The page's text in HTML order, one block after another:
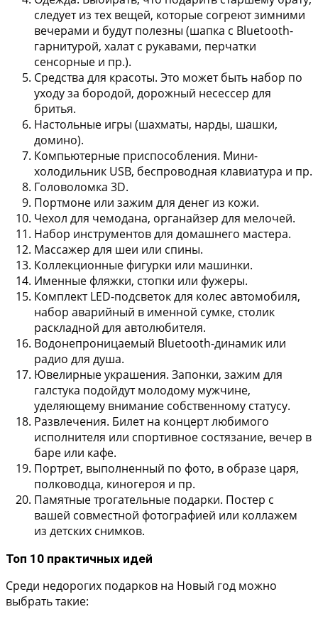
следует из тех вещей, которые согреют зимними
вечерами и будут полезны (шапка с Bluetooth-
гарнитурой, халат с рукавами, перчатки
сенсорные и пр.).
Средства для красоты. Это может быть набор по
уходу за бородой, дорожный несессер для
бритья.
Настольные игры (шахматы, нарды, шашки,
домино).
Компьютерные приспособления. Мини-
холодильник USB, беспроводная клавиатура и пр.
Головоломка 3D.
Портмоне или зажим для денег из кожи.
Чехол для чемодана, органайзер для мелочей.
Набор инструментовдля домашнего мастера.
Массажер для шеи или спины.
Коллекционные фигурки или машинки.
Именные фляжки, стопки или фужеры.
Комплект LED-подсветок для колес автомобиля,
набор аварийный в именной сумке, столик
раскладной для автолюбителя.
Водонепроницаемый Bluetooth-динамик или
радио для душа.
Ювелирные украшения. Запонки, зажим для
галстука подойдут молодому мужчине,
уделяющему внимание собственному статусу.
Развлечения. Билет на концерт любимого
исполнителя или спортивное состязание, вечер в
баре или кафе.
Портрет, выполненный по фото, в образе царя,
полководца, киногероя и пр.
Памятные трогательные подарки. Постер с
вашей совместной фотографией или коллажем
из детских снимков.
Топ 10 практичных идей
Среди недорогих подарков на Новый год можно
выбрать такие: